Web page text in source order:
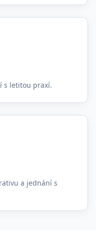
s letitou praxí.
a jednání s